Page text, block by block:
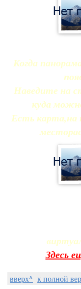
Когда
Наведите на
куда
Есть
Здесь
вверх^ к полной